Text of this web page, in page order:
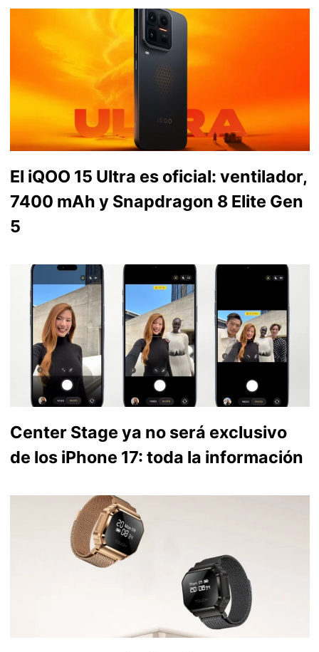
El iQOO 15 Ultra es oficial: ventilador,
7400 mAh y Snapdragon 8 Elite Gen
5
Center Stage ya no será exclusivo
de los iPhone 17: toda la información